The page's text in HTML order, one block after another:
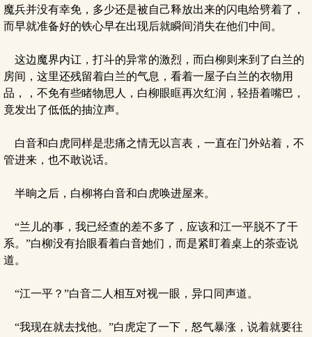
魔兵并没有幸免，多少还是被自己释放出来的闪电给劈着了，
而早就准备好的铁心早在出现后就瞬间消失在他们中间。
这边魔界内讧，打斗的异常的激烈，而白柳则来到了白兰的
房间，这里还残留着白兰的气息，看着一屋子白兰的衣物用
品，，不免有些睹物思人，白柳眼眶再次红润，轻捂着嘴巴，
竟发出了低低的抽泣声。
白音和白虎同样是悲痛之情无以言表，一直在门外站着，不
管进来，也不敢说话。
半晌之后，白柳将白音和白虎唤进屋来。
“兰儿的事，我已经查的差不多了，应该和江一平脱不了干
系。”白柳没有抬眼看着白音她们，而是紧盯着桌上的茶壶说
道。
“江一平？”白音二人相互对视一眼，异口同声道。
“我现在就去找他。”白虎定了一下，怒气暴涨，说着就要往